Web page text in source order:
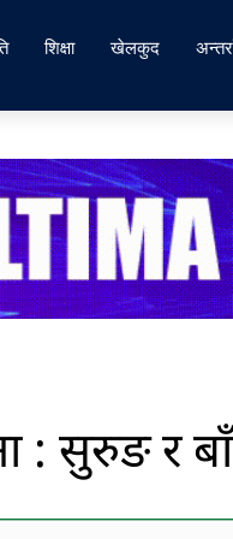
शिक्षा खेलकुद
: सुरुङ र